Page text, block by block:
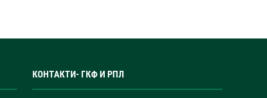
КОНТАКТИ- ГКФ И РПЛ